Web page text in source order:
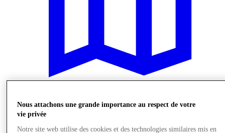
Nous rendre visite
Nous attachons une grande importance au respect de votre
vie privée
Notre site web utilise des cookies et des technologies similaires mis en